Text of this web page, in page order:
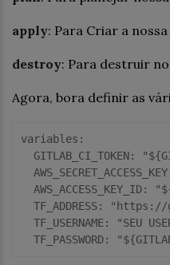
apply: Para Criar a
destroy: Para destruir
Agora, bora definir as
variables:
  GITLAB_CI_TOKEN:
  AWS_ACCESS_KEY_ID:
  TF_ADDRESS:
"https://
  TF_USERNAME:
"SEU
  TF_PASSWORD: